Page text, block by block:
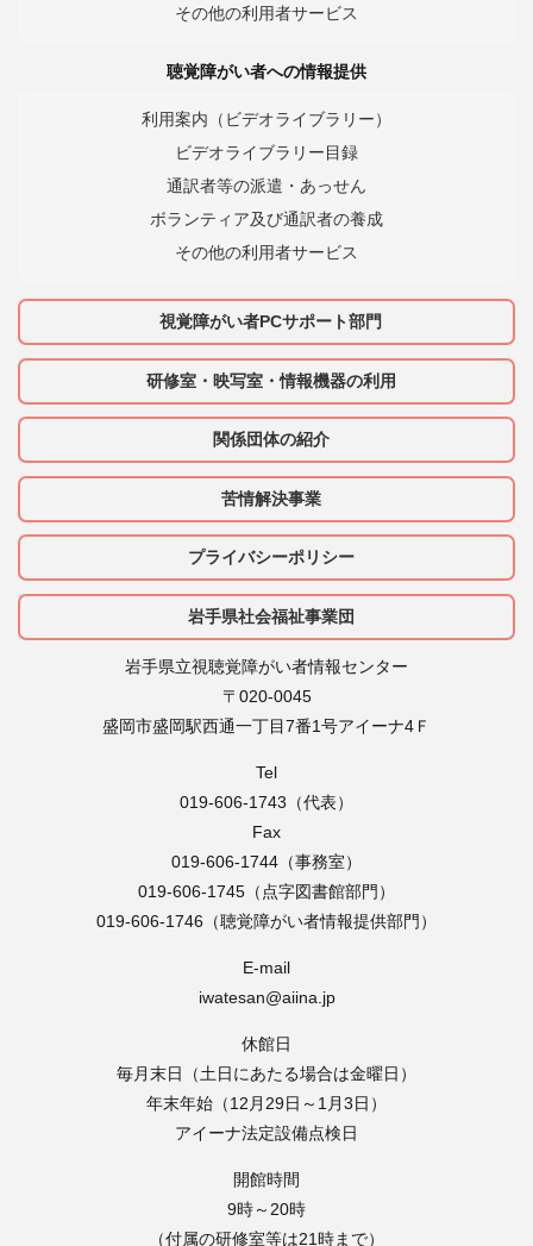
その他の利用者サービス
聴覚障がい者への情報提供
利用案内（ビデオライブラリー）
ビデオライブラリー目録
通訳者等の派遣・あっせん
ボランティア及び通訳者の養成
その他の利用者サービス
視覚障がい者PCサポート部門
研修室・映写室・情報機器の利用
関係団体の紹介
苦情解決事業
プライバシーポリシー
岩手県社会福祉事業団
岩手県立視聴覚障がい者情報センター
〒020-0045
盛岡市盛岡駅西通一丁目7番1号アイーナ4Ｆ
Tel
019-606-1743（代表）
Fax
019-606-1744（事務室）
019-606-1745（点字図書館部門）
019-606-1746（聴覚障がい者情報提供部門）
E-mail
iwatesan@aiina.jp
休館日
毎月末日（土日にあたる場合は金曜日）
年末年始（12月29日～1月3日）
アイーナ法定設備点検日
開館時間
9時～20時
（付属の研修室等は21時まで）